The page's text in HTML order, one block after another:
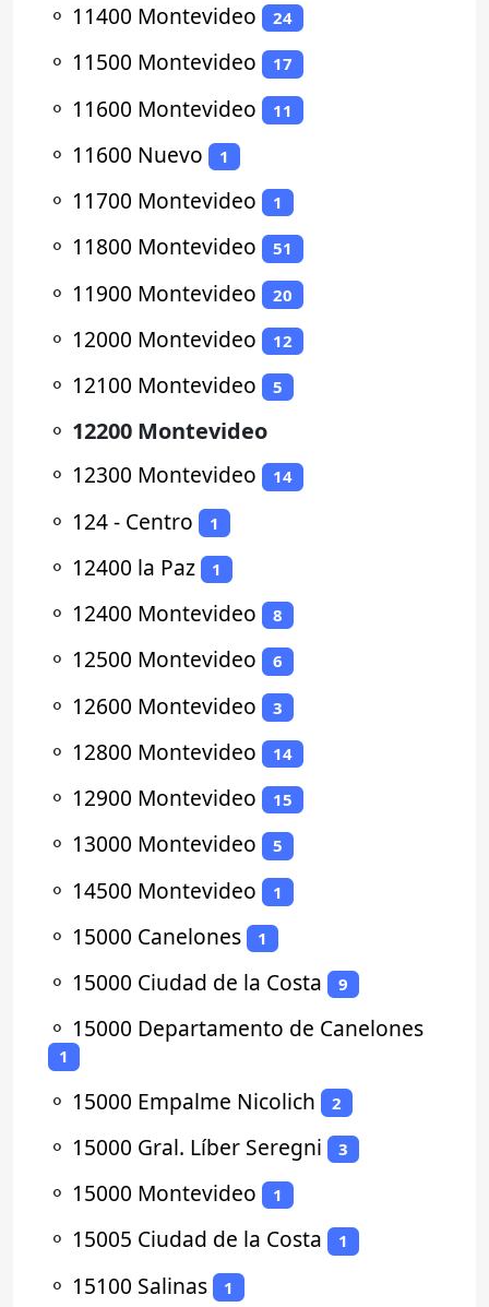
⚬ 11400 Montevideo 24
⚬ 11500 Montevideo 17
⚬ 11600 Montevideo 11
⚬ 11600 Nuevo 1
⚬ 11700 Montevideo 1
⚬ 11800 Montevideo 51
⚬ 11900 Montevideo 20
⚬ 12000 Montevideo 12
⚬ 12100 Montevideo 5
⚬ 12200 Montevideo
⚬ 12300 Montevideo 14
⚬ 124 - Centro 1
⚬ 12400 la Paz 1
⚬ 12400 Montevideo 8
⚬ 12500 Montevideo 6
⚬ 12600 Montevideo 3
⚬ 12800 Montevideo 14
⚬ 12900 Montevideo 15
⚬ 13000 Montevideo 5
⚬ 14500 Montevideo 1
⚬ 15000 Canelones 1
⚬ 15000 Ciudad de la Costa 9
⚬ 15000 Departamento de Canelones
1
⚬ 15000 Empalme Nicolich 2
⚬ 15000 Gral. Líber Seregni 3
⚬ 15000 Montevideo 1
⚬ 15005 Ciudad de la Costa 1
⚬ 15100 Salinas 1